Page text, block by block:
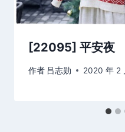
[22095] 平安夜
作者 吕志勋 2020 年 2